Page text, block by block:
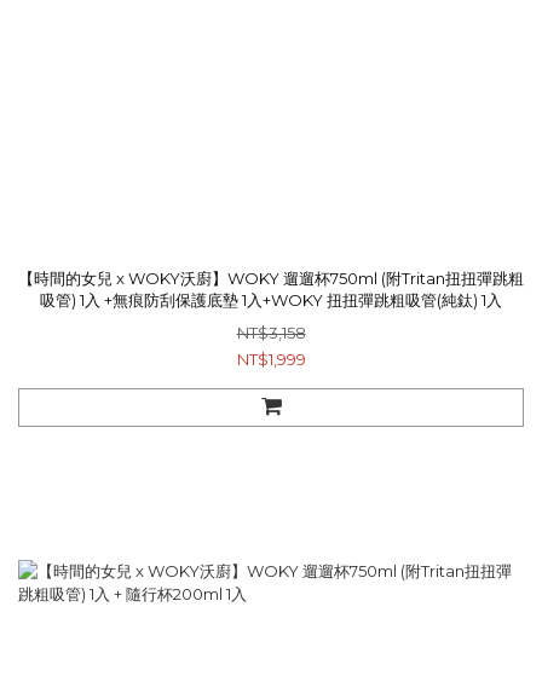
【時間的女兒 x WOKY沃廚】WOKY 遛遛杯750ml (附Tritan扭扭彈跳粗
吸管) 1入 +無痕防刮保護底墊 1入+WOKY 扭扭彈跳粗吸管(純鈦) 1入
NT$3,158
NT$1,999